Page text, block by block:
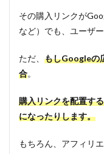
その購入リンクが
など）でも、ユーザ
ただ、 もしGoogleの
合。
購入リンクを配置す
になったりします。
もちろん、アフィリ